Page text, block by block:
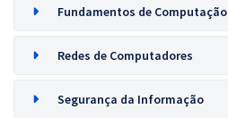
Fundamentos de Computação
Redes de Computadores
Segurança da Informação